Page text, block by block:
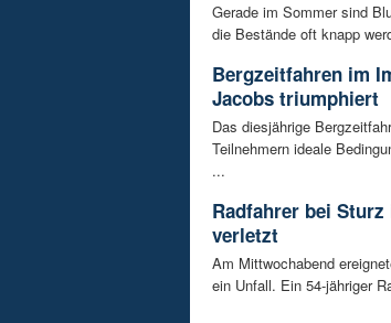
Gerade im Sommer sind
die Bestände oft knapp
Bergzeitfahren im
Jacobs triumphiert
Das diesjährige
Teilnehmern ideale
...
Radfahrer bei
verletzt
Am Mittwochabend
ein Unfall. Ein 54-jähriger